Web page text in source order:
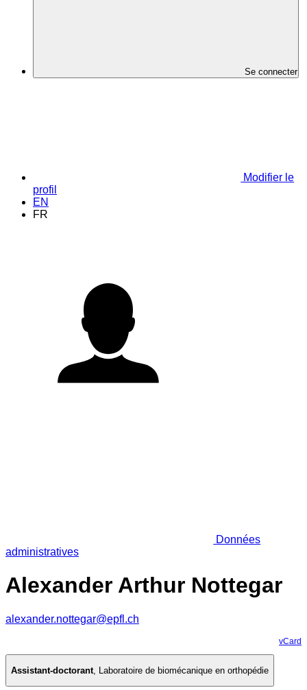
Se connecter
Modifier le
profil
EN
FR
Données
administratives
Alexander Arthur Nottegar
alexander.nottegar@epfl.ch
vCard
Assistant-doctorant, Laboratoire de biomécanique en orthopédie